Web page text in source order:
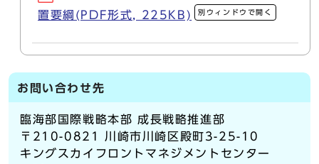
置要綱(PDF形式, 225KB)
別ウィンドウで開く
お問い合わせ先
臨海部国際戦略本部 成長戦略推進部
〒210-0821 川崎市川崎区殿町3-25-10
キングスカイフロントマネジメントセンター